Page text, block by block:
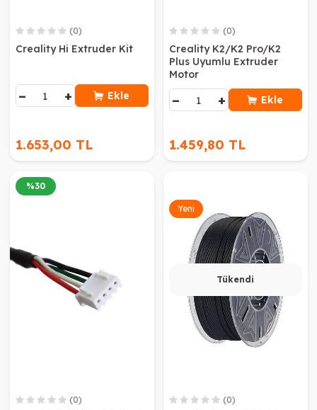
(0)
Creality Hi Extruder Kit
− + Ekle
1.653,00 TL
(0)
Creality K2/K2 Pro/K2
Plus Uyumlu Extruder
Motor
− + Ekle
1.459,80 TL
%30
(0)
Yeni
Tükendi
(0)